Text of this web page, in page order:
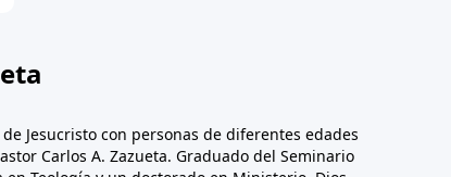
Jesucristo con personas de diferentes edades
Carlos A. Zazueta. Graduado del Seminario